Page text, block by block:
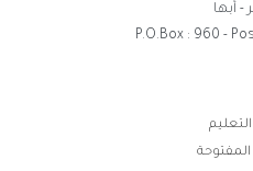
- أبها
P.O.Box : 960 -
التعليم
المفتوحة